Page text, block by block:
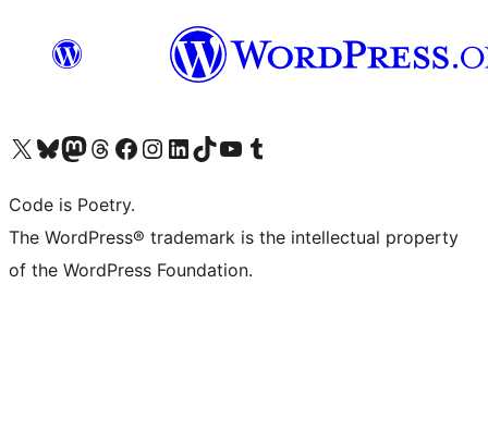
Visita il nostro account X (ex Twitter)
Visita il nostro account Bluesky
Visita il nostro account Mastodon
Visita il nostro account Threads
Visita la nostra pagina Facebook
Visita il nostro account Instagram
Visita il nostro account LinkedIn
Visita il nostro account TikTok
Visita il nostro canale YouTube
Visita il nostro account Tumblr
Code is Poetry.
The WordPress® trademark is the intellectual property
of the WordPress Foundation.